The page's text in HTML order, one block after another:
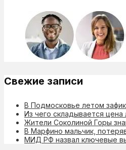
Свежие записи
В Подмосковье летом
Из чего складывается
Жители Соколиной Горы
В Марфино мальчик,
МИД РФ назвал ключевые